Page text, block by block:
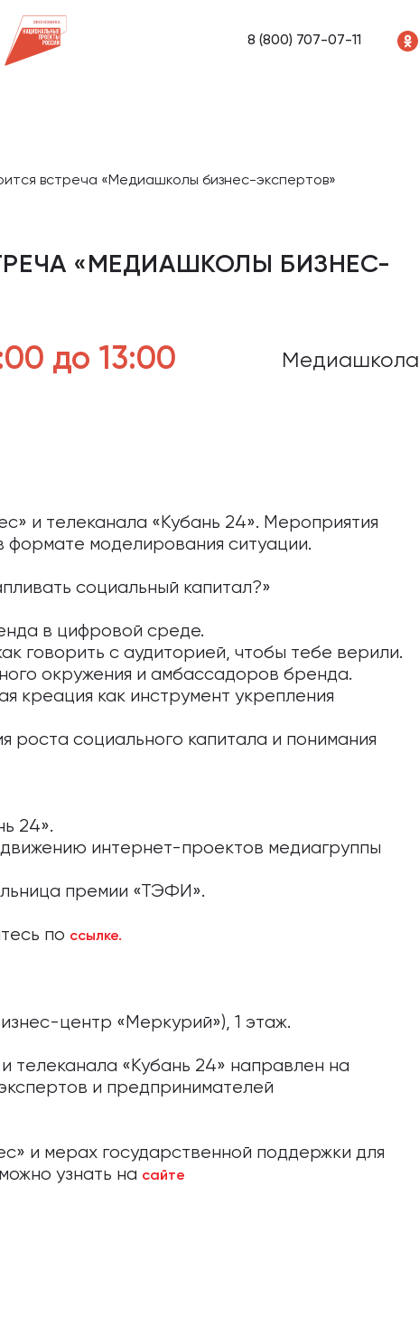
8 (800) 707-07-11
встреча «Медиашколы бизнес-экспертов»
«МЕДИАШКОЛЫ БИЗНЕС-
до 13:00 Медиашкола
и телеканала «Кубань 24». Мероприятия
формате моделирования ситуации.
социальный капитал?»
в цифровой среде.
говорить с аудиторией, чтобы тебе верили.
окружения и амбассадоров бренда.
креация как инструмент укрепления
роста социального капитала и понимания
24».
интернет-проектов медиагруппы
премии «ТЭФИ».
по ссылке.
центр «Меркурий»), 1 этаж.
телеканала «Кубань 24» направлен на
и предпринимателей
и мерах государственной поддержки для
узнать на сайте